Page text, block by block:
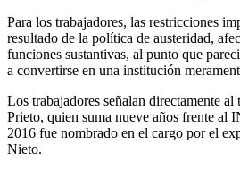
Para los trabajadores, las restricciones
resultado de la política de austeridad,
funciones sustantivas, al punto que
a convertirse en una institución
Los trabajadores señalan directamente
Prieto, quien suma nueve años frente al
2016 fue nombrado en el cargo por el
Nieto.